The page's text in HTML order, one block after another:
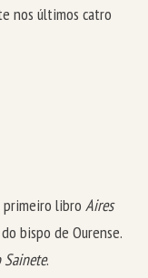
nos últimos catro
primeiro libro Aires
bispo de Ourense.
Sainete.